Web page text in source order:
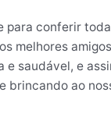
para conferir
melhores
e saudável, e
brincando ao